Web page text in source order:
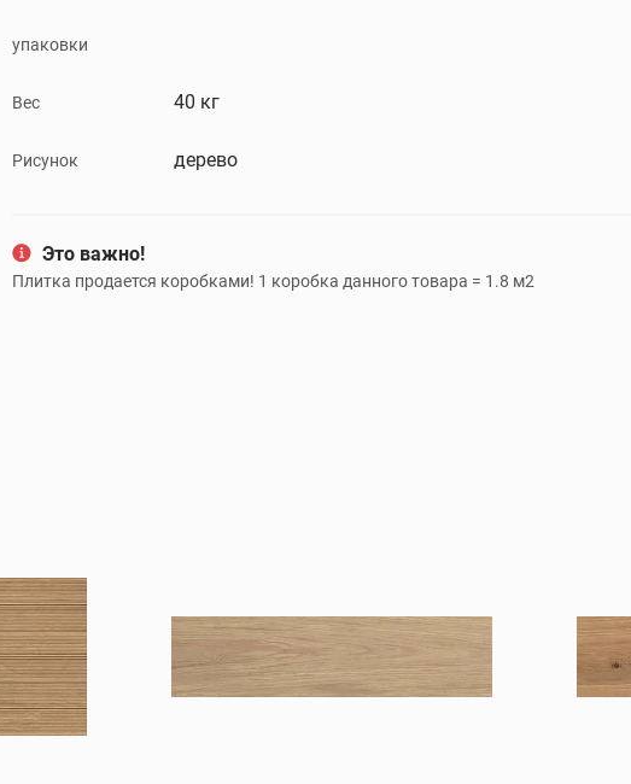
упаковки
Вес 40 кг
Рисунок дерево
Это важно!
Плитка продается коробками! 1 коробка данного товара = 1.8 м2